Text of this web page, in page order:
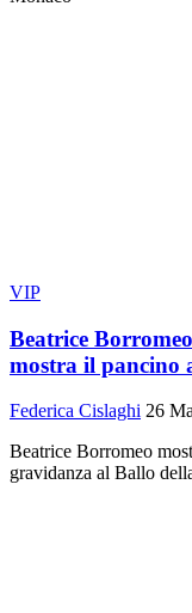
VIP
Beatrice
mostra il pancino
Federica Cislaghi 26
Beatrice Borromeo
gravidanza al Ballo